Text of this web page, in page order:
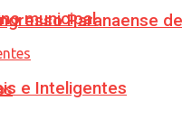
Paranaense
municipal
e Inteligentes